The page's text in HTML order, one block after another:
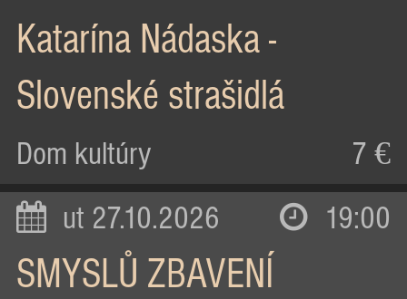
Katarína Nádaska -
Slovenské strašidlá
Dom kultúry 7 €
ut 27.10.2026 19:00
SMYSLŮ ZBAVENÍ